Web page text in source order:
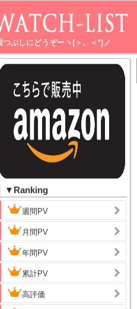
つぶしにどうぞーヽ(＞。＜*)ノ
▼Ranking
週間PV
月間PV
年間PV
累計PV
高評価